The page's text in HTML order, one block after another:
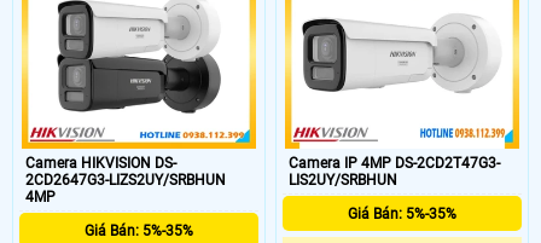
Camera HIKVISION DS-
2CD2647G3-LIZS2UY/SRBHUN
4MP
Giá Bán: 5%-35%
Camera IP 4MP DS-2CD2T47G3-
LIS2UY/SRBHUN
Giá Bán: 5%-35%